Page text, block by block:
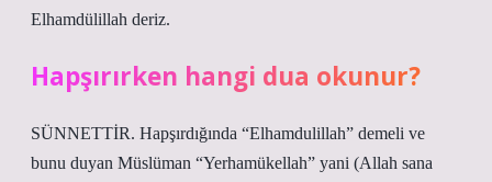
Elhamdülillah deriz.
Hapşırırken hangi dua okunur?
SÜNNETTİR. Hapşırdığında “Elhamdulillah” demeli ve
bunu duyan Müslüman “Yerhamükellah” yani (Allah sana